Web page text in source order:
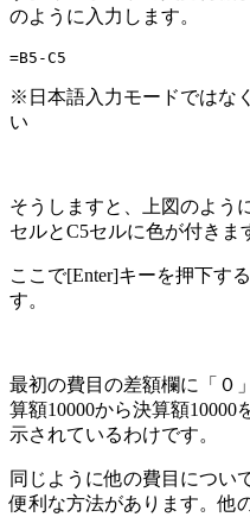
のように入力します。
=B5-C5
※日本語入力モードではな
い
そうしますと、上図のよう
セルとC5セルに色が付きま
ここで[Enter]キーを押下す
す。
最初の費目の差額欄に「０
算額10000から決算額
示されているわけです。
同じように他の費目につい
便利な方法があります。他